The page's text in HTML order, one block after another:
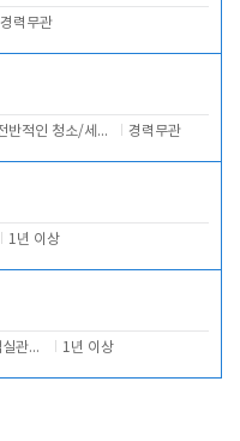
경력무관
전반적인 청소/세탁업무 경력무관
1년 이상
카운터 및 객실관리 전반 1년 이상